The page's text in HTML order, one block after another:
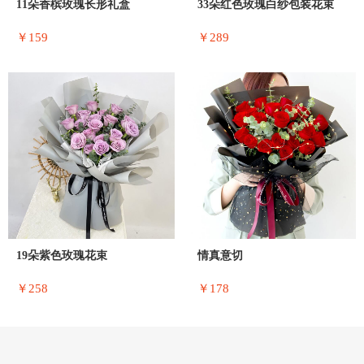
11朵香槟玫瑰长形礼盒
￥159
33朵红色玫瑰白纱包装花束
￥289
19朵紫色玫瑰花束
￥258
情真意切
￥178